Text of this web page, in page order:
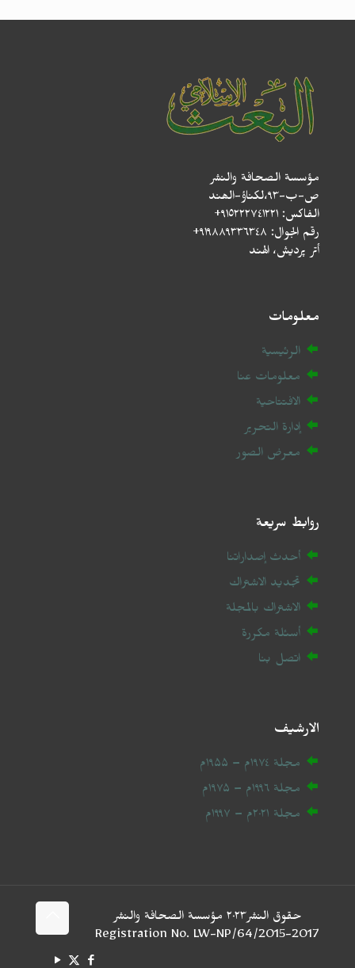
مؤسسة الصحافة والنشر
ص-ب-۹۳،لکناؤ-الھند
الفاكس: ٩١٥٢٢٢٧٤١٢٢١+
رقم الجوال: ٩١٩٨٨٩٣٣٦٣٤٨+
أتر پردیش، الهند
معلومات
الرئيسية
معلومات عنا
الافتتاحية
إدارة التحرير
معرض الصور
روابط سريعة
أحدث إصداراتنا
تجديد الاشتراك
الاشتراك بالمجلة
أسئلة مكررة
اتصل بنا
الارشيف
مجلة ۱۹۷٤م – ۱۹۵۵م
مجلة ۱۹۹٦م – ۱۹۷۵م
مجلة ۲۰ ۲۱ م – ۱۹۹۷م
حقوق النشر۲۰۲٣ مؤسسة الصحافة والنشر
2017-Registration No. LW-NP/64/2015